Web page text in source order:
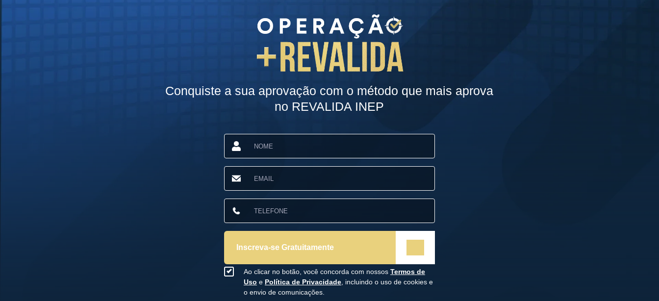
Conquiste a sua aprovação com o método que mais aprova
no REVALIDA INEP
Inscreva-se Gratuitamente
Ao clicar no botão, você concorda com nossos Termos de
Uso e Política de Privacidade, incluindo o uso de cookies e
o envio de comunicações.